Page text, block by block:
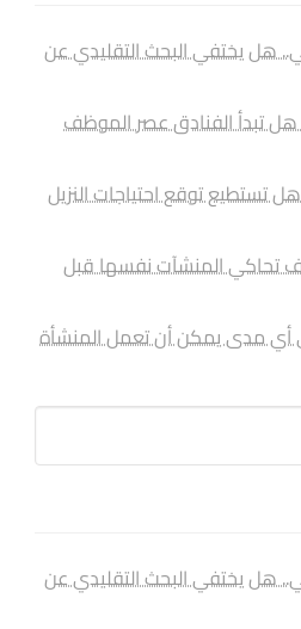
هل يختفي البحث التقليدي عن
هل تبدأ الفنادق عصر الموظف
تستطيع توقع احتياجات النزيل
تحاكي المنشآت نفسها قبل
أي مدى يمكن أن تعمل المنشأة
هل يختفي البحث التقليدي عن